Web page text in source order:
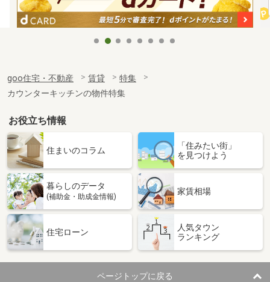
goo住宅・不動産 賃貸
特集
カウンターキッチンの物件特集
お役立ち情報
住まいのコラム
「住みたい街」
を見つけよう
暮らしのデータ
(補助金・助成金情報)
家賃相場
住宅ローン
人気タウン
ランキング
ページトップに戻る